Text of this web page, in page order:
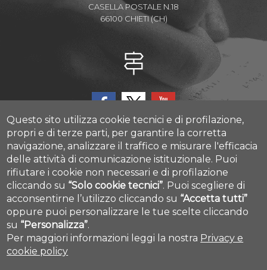
CASELLA POSTALE N.18
66100 CHIETI (CH)
CAST - Center for Advanced Studies and Technology
Via Luigi Polacchi 11, 66100, Chieti, ITALY
Cookie settings
Questo sito utilizza cookie tecnici e di profilazione,
propri e di terze parti, per garantire la corretta
navigazione, analizzare il traffico e misurare l'efficacia
delle attività di comunicazione istituzionale. Puoi
rifiutare i cookie non necessari e di profilazione
cliccando su “Solo cookie tecnici”. Puoi scegliere di
acconsentirne l’utilizzo cliccando su “Accetta tutti”
oppure puoi personalizzare le tue scelte cliccando
su “Personalizza”.
Per maggiori informazioni leggi la nostra Privacy e
cookie policy